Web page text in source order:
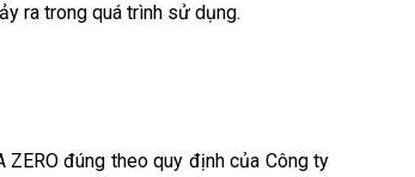
ra trong quá trình sử dụng.
ZERO đúng theo quy định của Công ty